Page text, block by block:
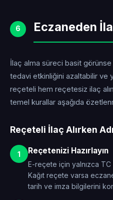
6 Eczaneden
İlaç alma süreci basit görünse
tedavi etkinliğini azaltabilir ve
reçeteli hem reçetesiz ilaç
temel kurallar aşağıda
Reçeteli İlaç Alırken
1 Reçetenizi Hazırlayın
E-reçete için yalnızca TC
Kağıt reçete varsa
tarih ve imza bilgilerini